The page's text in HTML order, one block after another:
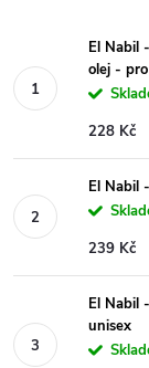
El Nabil
olej -
228 Kč
El Nabil
239 Kč
El Nabil
unisex